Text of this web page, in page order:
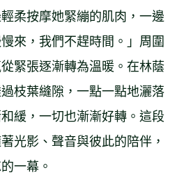
柔按摩她緊繃的肌肉，一邊
來，我們不趕時間。」周圍
緊張逐漸轉為溫暖。在林蔭
枝葉縫隙，一點一點地灑落
緩，一切也漸漸好轉。這段
光影、聲音與彼此的陪伴，
一幕。